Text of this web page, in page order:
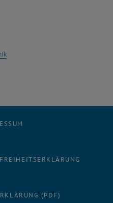
, öffnet eine externe URL in
(PDF)